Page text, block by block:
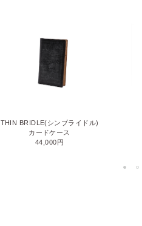
THIN BRIDLE(シンブライドル)
カードケース
44,000円